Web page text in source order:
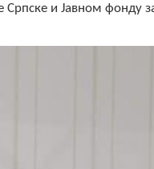
Српске и Јавном фонду